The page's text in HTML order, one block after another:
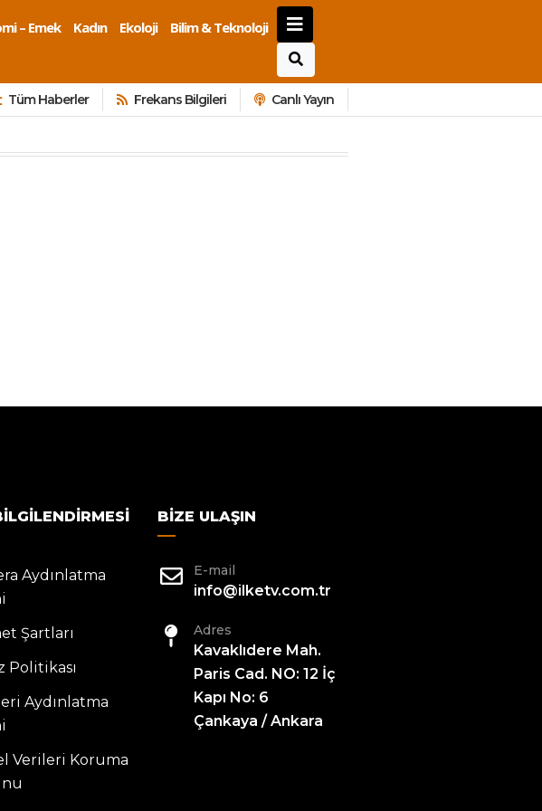
– Emek Kadın Ekoloji
Bilim & Teknoloji
Tüm Haberler Frekans Bilgileri Canlı Yayın
Aydınlatma
Şartları
Politikası
Aydınlatma
Verileri Koruma
BIZE ULAŞIN
E-mail
info@ilketv.com.tr
Adres
Kavaklıdere Mah.
Paris Cad. NO: 12 İç
Kapı No: 6
Çankaya / Ankara